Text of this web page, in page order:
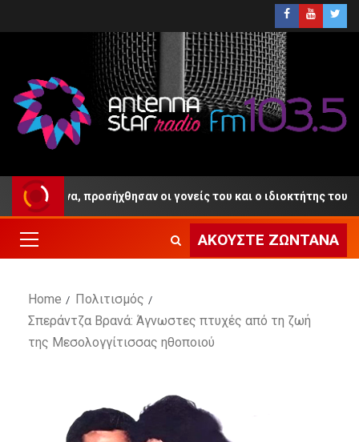
προσήχθησαν οι γονείς του και ο ιδιοκτήτης του Beach Bar
ΑΚΟΎΣΤΕ ΖΩΝΤΑΝΆ
Home
Πολιτισμός
Σπεράντζα Βρανά: Άγνωστες πτυχές από τη ζωή
της Μεσολογγίτισσας ηθοποιού